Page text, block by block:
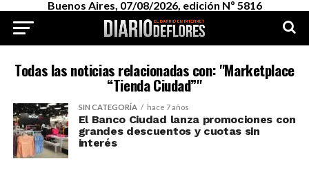
Buenos Aires, 07/08/2026, edición Nº 5816
Todas las noticias relacionadas con: "Marketplace
“Tienda Ciudad”"
SIN CATEGORÍA hace 7 años
El Banco Ciudad lanza promociones con
grandes descuentos y cuotas sin
interés